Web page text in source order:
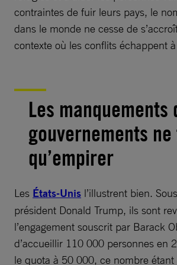
contraintes de fuir leurs pays, le
dans le monde ne cesse de
contexte où les conflits échappent
Les manquements
gouvernements
qu’empirer
Les États-Unis l’illustrent bien.
président Donald Trump, ils sont
l’engagement souscrit par Barack
d’accueillir 110 000 personnes en
le quota à 50 000, ce nombre